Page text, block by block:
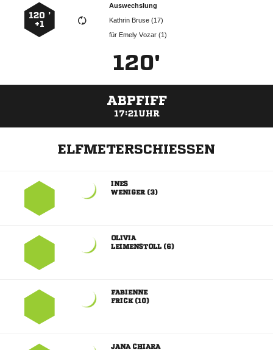
Auswechslung
  
für   
120 ’
+1
120'
ABPFIFF
17:21UHR
ELFMETERSCHIESSEN

 

 

 
 